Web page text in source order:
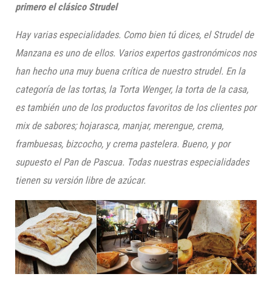
primero el clásico Strudel
Hay varias especialidades. Como bien tú dices, elStrudelde
Manzana es uno de ellos. Varios expertos gastronómicos nos
han hecho una muy buena crítica de nuestro strudel. En la
categoría de las tortas, la Torta Wenger, la torta de la casa,
es también uno de los productos favoritos de los clientes por
mix de sabores; hojarasca, manjar, merengue, crema,
frambuesas, bizcocho, y crema pastelera. Bueno, y por
supuesto el Pan de Pascua. Todas nuestras especialidades
tienen su versión libre de azúcar.